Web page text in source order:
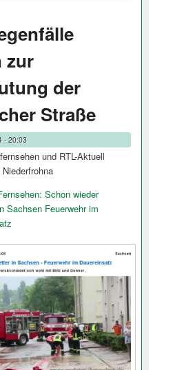
zur
der
Straße
- 20:03
und RTL-Aktuell
Schon wieder
Sachsen Feuerwehr im